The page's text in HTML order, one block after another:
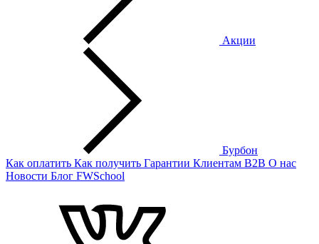
Акции
Бурбон
Как оплатить Как получить Гарантии Клиентам B2B О нас
Новости Блог FWSchool